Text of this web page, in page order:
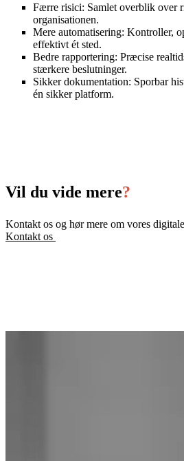
Færre risici: Samlet overblik over
organisationen.
Mere automatisering: Kontroller,
effektivt ét sted.
Bedre rapportering: Præcise
stærkere beslutninger.
Sikker dokumentation: Sporbar
én sikker platform.
Vil du vide mere?
Kontakt os og hør mere om vores
Kontakt os